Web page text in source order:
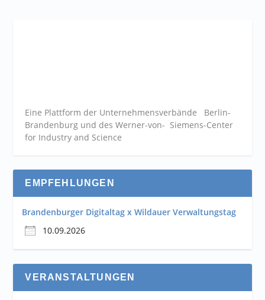
Eine Plattform der Unternehmensverbände Berlin-
Brandenburg und des Werner-von- Siemens-Center
for Industry and Science
EMPFEHLUNGEN
Brandenburger Digitaltag x Wildauer Verwaltungstag
10.09.2026
VERANSTALTUNGEN